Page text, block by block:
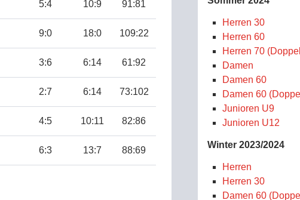
5:4 10:9 91:81
9:0 18:0 109:22
3:6 6:14 61:92
2:7 6:14 73:102
4:5 10:11 82:86
6:3 13:7 88:69
Herren 30
Herren 60
Herren 70
Damen
Damen 60
Damen 60
Junioren U9
Junioren U12
Winter 2023/2024
Herren
Herren 30
Damen 60